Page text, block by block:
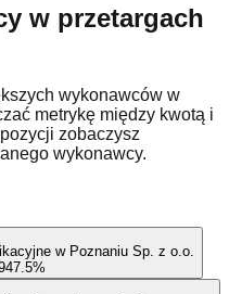
w przetargach
wykonawców w
metrykę między kwotą i
zobaczysz
wykonawcy.
w Poznaniu Sp. z o.o.
47.5%